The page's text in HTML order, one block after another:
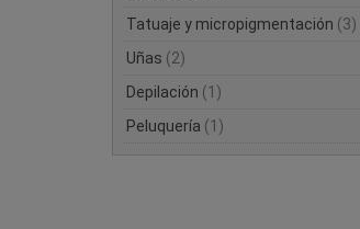
Tatuaje y micropigmentación (3)
Uñas (2)
Depilación (1)
Peluquería (1)